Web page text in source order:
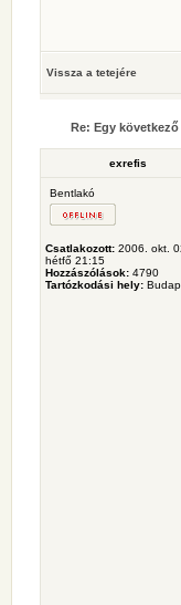
Vissza a tetejére
Re: Egy
exrefis
Bentlakó
Csatlakozott: 2006. okt.
hétfő 21:15
Hozzászólások: 4790
Tartózkodási hely: